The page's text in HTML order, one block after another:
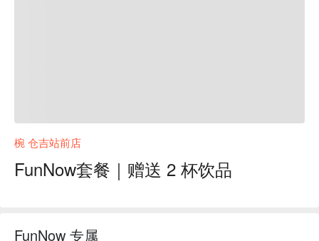
椀 仓吉站前店
FunNow套餐｜赠送 2 杯饮品
FunNow 专属